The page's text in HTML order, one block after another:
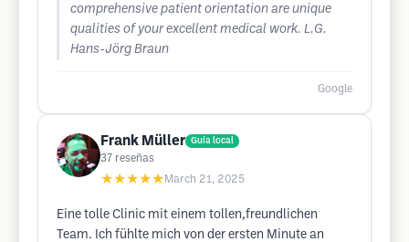
comprehensive patient orientation are unique
qualities of your excellent medical work. L.G.
Hans-Jörg Braun
Google
Frank Müller Guía local
37 reseñas
★★★★★ March 21, 2025
Eine tolle Clinic mit einem tollen,freundlichen
Team. Ich fühlte mich von der ersten Minute an